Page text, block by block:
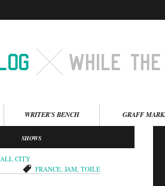
WRITER'S BENCH GRAFF
SHOWS
ALL CITY
FRANCE, JAM, TOILE